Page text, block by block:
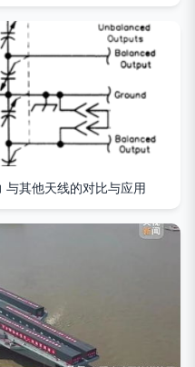
与其他天线的对比与应用